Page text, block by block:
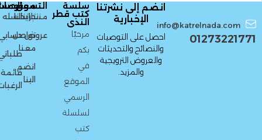
انضم إلى نشرتنا
الإخبارية
احصل على التوصيات
والنصائح والتحديثات
والعروض الترويجية
والمزيد.
info@katrelnada.com
01273221771
سلسة
كتب قطر
الندى
مرحبًا
بكم
في
الموقع
الرسمي
لسلسلة
كتب
التسوق
منتجاتنا
عروض
معلومات
تاريخنا
تواصل
معنا
انضم
الينا
السله
حسابي
طلباتي
قائمة
الرغبات